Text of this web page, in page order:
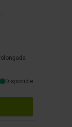
Disponible